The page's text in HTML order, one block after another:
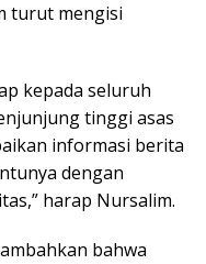
turut mengisi
kepada seluruh
tinggi asas
informasi berita
dengan
harap Nursalim.
bahwa